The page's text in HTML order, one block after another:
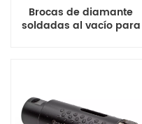
Brocas de diamante
soldadas al vacío para